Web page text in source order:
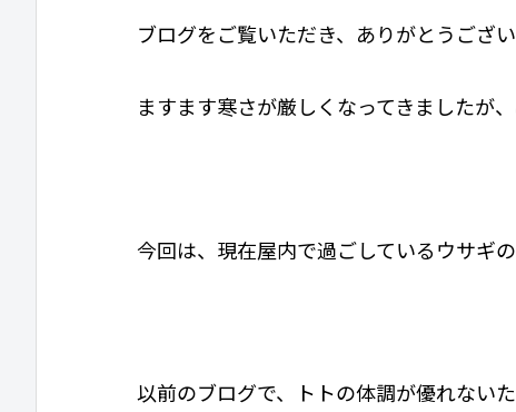
ブログをご覧いただき、ありがとうござい
ますます寒さが厳しくなってきましたが
今回は、現在屋内で過ごしているウサギ
以前のブログで、トトの体調が優れない